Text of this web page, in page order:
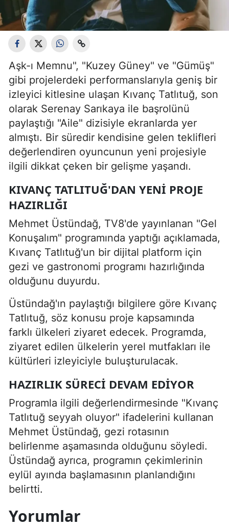
Aşk-ı Memnu", "Kuzey Güney" ve "Gümüş"
gibi projelerdeki performanslarıyla geniş bir
izleyici kitlesine ulaşan Kıvanç Tatlıtuğ, son
olarak Serenay Sarıkaya ile başrolünü
paylaştığı "Aile" dizisiyle ekranlarda yer
almıştı. Bir süredir kendisine gelen teklifleri
değerlendiren oyuncunun yeni projesiyle
ilgili dikkat çeken bir gelişme yaşandı.
KIVANÇ TATLITUĞ'DAN YENI PROJE
HAZIRLIĞI
Mehmet Üstündağ, TV8'de yayınlanan "Gel
Konuşalım" programında yaptığı açıklamada,
Kıvanç Tatlıtuğ'un bir dijital platform için
gezi ve gastronomi programı hazırlığında
olduğunu duyurdu.
Üstündağ'ın paylaştığı bilgilere göre Kıvanç
Tatlıtuğ, söz konusu proje kapsamında
farklı ülkeleri ziyaret edecek. Programda,
ziyaret edilen ülkelerin yerel mutfakları ile
kültürleri izleyiciyle buluşturulacak.
HAZIRLIK SÜRECI DEVAM EDIYOR
Programla ilgili değerlendirmesinde "Kıvanç
Tatlıtuğ seyyah oluyor" ifadelerini kullanan
Mehmet Üstündağ, gezi rotasının
belirlenme aşamasında olduğunu söyledi.
Üstündağ ayrıca, programın çekimlerinin
eylül ayında başlamasının planlandığını
belirtti.
Yorumlar